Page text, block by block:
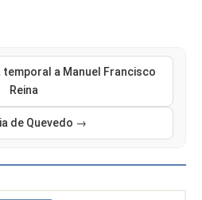
a Manuel Francisco
Reina
de Quevedo →